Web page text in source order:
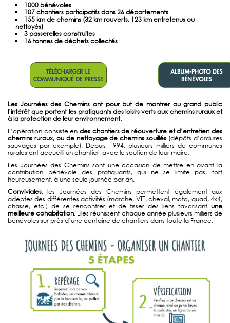
1000 bénévoles
107 chantiers participatifs dans 26 départements
155 km de chemins (32 km rouverts, 123 km entretenus ou
nettoyés)
3 passerelles construites
16 tonnes de déchets collectés
Les Journées des Chemins ont pour but de montrer au grand public
l’intérêt que portent les pratiquants des loisirs verts aux chemins ruraux et
à la protection de leur environnement.
L’opération consiste en des chantiers de réouverture et d’entretien des
chemins ruraux, ou de nettoyage de chemins souillés (dépôts d’ordures
sauvages par exemple). Depuis 1994, plusieurs milliers de communes
rurales ont accueilli un chantier, avec le soutien de leur maire.
Les Journées des Chemins sont une occasion de mettre en avant la
contribution bénévole des pratiquants, qui ne se limite pas, fort
heureusement, à une seule journée par an.
Conviviales, les Journées des Chemins permettent également aux
adeptes des différentes activités (marche, VTT, cheval, moto, quad, 4x4,
chasse, etc.) de se rencontrer et de tisser des liens favorisant une
meilleure cohabitation. Elles réunissent chaque année plusieurs milliers de
bénévoles sur près d’une centaine de chantiers dans toute la France.